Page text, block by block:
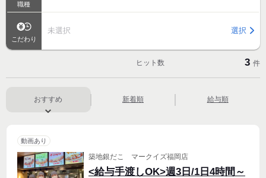
職種
こだわり
未選択 選択
ヒット数 3 件
おすすめ 新着順 給与順
動画あり
築地銀だこ マークイズ福岡店
<給与手渡しOK>週3日/1日4時間～